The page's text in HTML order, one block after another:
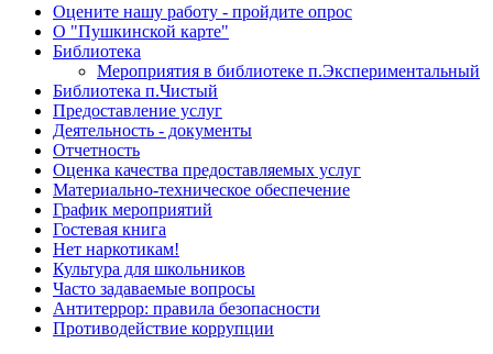
Оцените нашу работу - пройдите опрос
О "Пушкинской карте"
Библиотека
Мероприятия в библиотеке п.Экспериментальный
Библиотека п.Чистый
Предоставление услуг
Деятельность - документы
Отчетность
Оценка качества предоставляемых услуг
Материально-техническое обеспечение
График мероприятий
Гостевая книга
Нет наркотикам!
Культура для школьников
Часто задаваемые вопросы
Антитеррор: правила безопасности
Противодействие коррупции